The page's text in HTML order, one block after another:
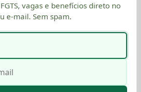
Conosco: Guia
Enviar seu
Vagas
13 de set, 2025
vagas e benefícios direto no
e-mail. Sem spam.